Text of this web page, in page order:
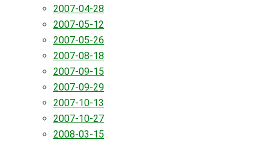
2007-04-28
2007-05-12
2007-05-26
2007-08-18
2007-09-15
2007-09-29
2007-10-13
2007-10-27
2008-03-15